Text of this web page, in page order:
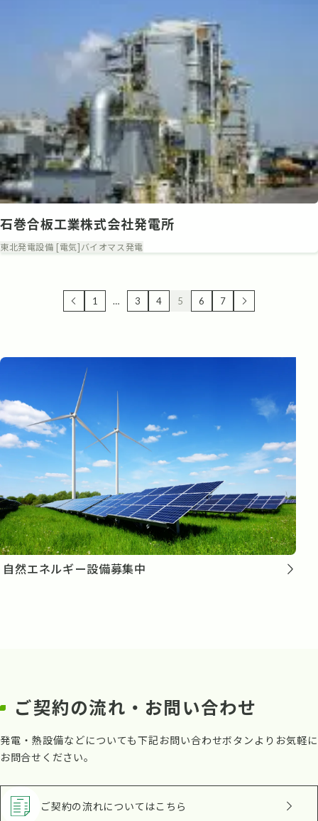
石巻合板工業株式会社発電所
東北発電設備 [電気]バイオマス発電
1 … 3 4 5 6 7
自然エネルギー設備募集中
ご契約の流れ・お問い合わせ
発電・熱設備などについても下記お問い合わせボタンよりお気軽に
お問合せください。
ご契約の流れについてはこちら